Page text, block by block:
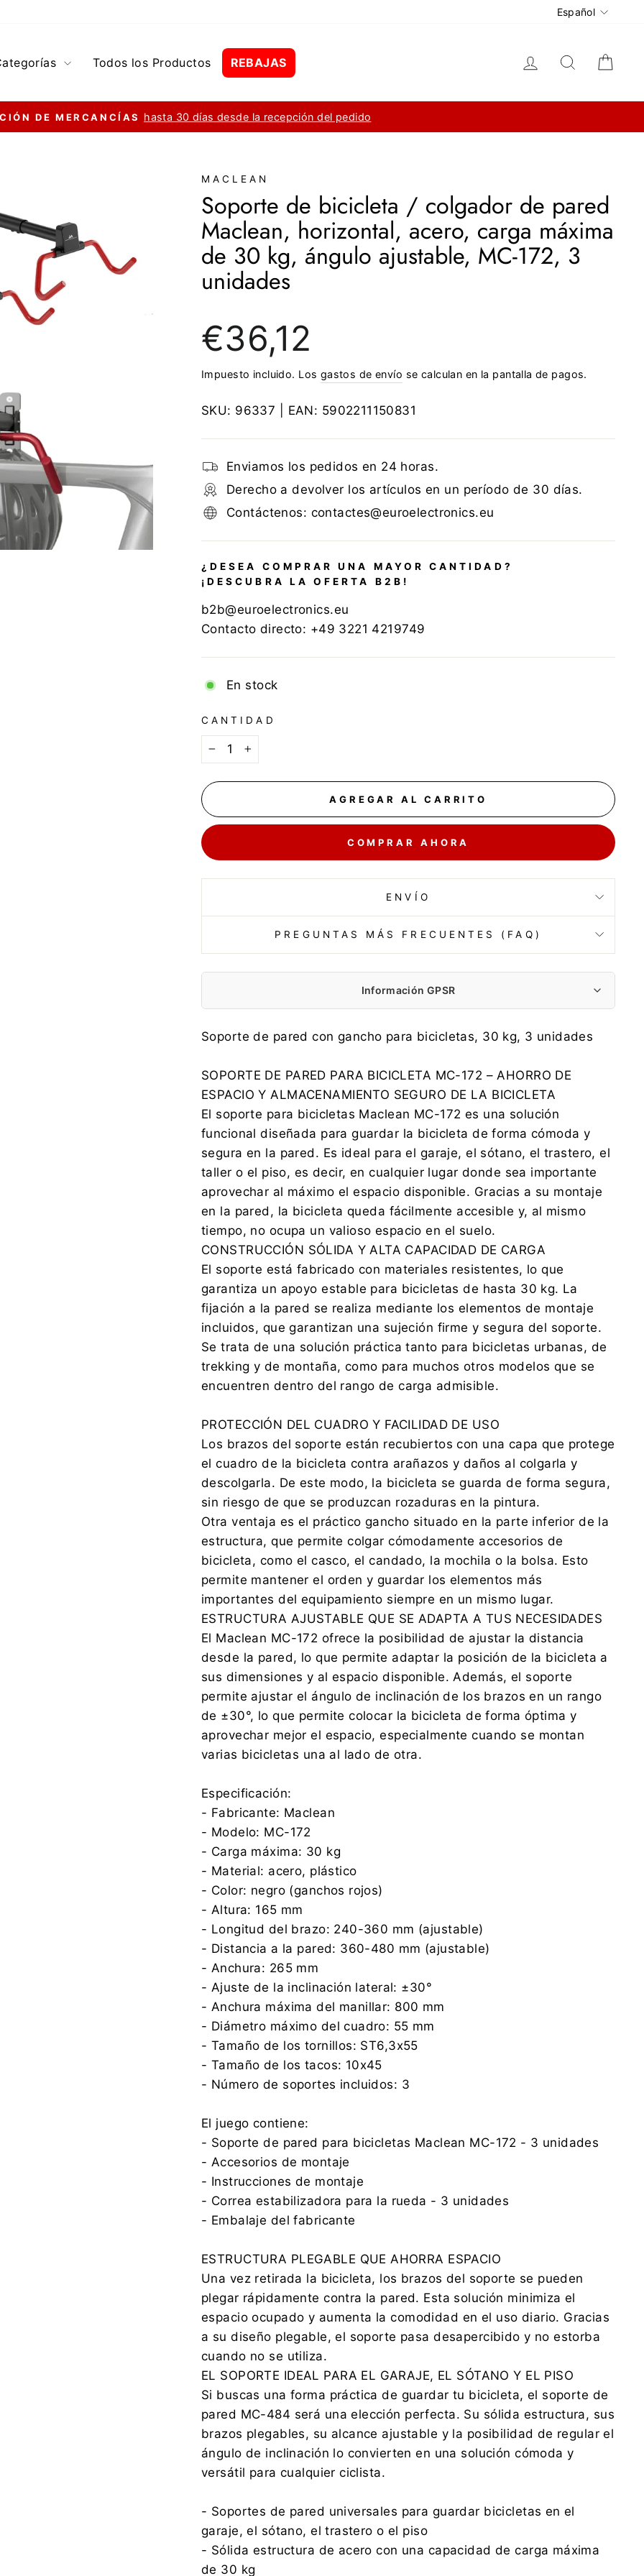
Idioma
Español
Todos los Productos REBAJAS Ingresar Buscar
diapositivas
DE MERCANCÍAS hasta 30 días desde la recepción del pedido
MACLEAN
Soporte de bicicleta / colgador de pared
Maclean, horizontal, acero, carga máxima
de 30 kg, ángulo ajustable, MC-172, 3
unidades
regular
€36,12
Impuesto incluido. Los gastos de envío se calculan en la pantalla de pagos.
SKU: 96337 | EAN: 5902211150831
Enviamos los pedidos en 24 horas.
Derecho a devolver los artículos en un período de 30 días.
Contáctenos: contactes@euroelectronics.eu
¿DESEA COMPRAR UNA MAYOR CANTIDAD?
¡DESCUBRA LA OFERTA B2B!
b2b@euroelectronics.eu
Contacto directo: +49 3221 4219749
En stock
CANTIDAD
AGREGAR AL CARRITO
COMPRAR AHORA
ENVÍO
PREGUNTAS MÁS FRECUENTES (FAQ)
Información GPSR
Fabricante:
Centrumelektroniki.EU Sp. z o.o.
Korfantego 7, 42-600 Tarnowskie Góry
+48 32 284 72 22
Importador:
Koniec produkcji Arek
Korfantego 7, 42-600 Tarnowskie Góry
contact@centrumelektroniki.pl
+48 32 284 7222
Soporte de pared con gancho para bicicletas, 30 kg, 3 unidades
SOPORTE DE PARED PARA BICICLETA MC-172 – AHORRO DE
ESPACIO Y ALMACENAMIENTO SEGURO DE LA BICICLETA
El soporte para bicicletas Maclean MC-172 es una solución
funcional diseñada para guardar la bicicleta de forma cómoda y
segura en la pared. Es ideal para el garaje, el sótano, el trastero, el
taller o el piso, es decir, en cualquier lugar donde sea importante
aprovechar al máximo el espacio disponible. Gracias a su montaje
en la pared, la bicicleta queda fácilmente accesible y, al mismo
tiempo, no ocupa un valioso espacio en el suelo.
CONSTRUCCIÓN SÓLIDA Y ALTA CAPACIDAD DE CARGA
El soporte está fabricado con materiales resistentes, lo que
garantiza un apoyo estable para bicicletas de hasta 30 kg. La
fijación a la pared se realiza mediante los elementos de montaje
incluidos, que garantizan una sujeción firme y segura del soporte.
Se trata de una solución práctica tanto para bicicletas urbanas, de
trekking y de montaña, como para muchos otros modelos que se
encuentren dentro del rango de carga admisible.
PROTECCIÓN DEL CUADRO Y FACILIDAD DE USO
Los brazos del soporte están recubiertos con una capa que protege
el cuadro de la bicicleta contra arañazos y daños al colgarla y
descolgarla. De este modo, la bicicleta se guarda de forma segura,
sin riesgo de que se produzcan rozaduras en la pintura.
Otra ventaja es el práctico gancho situado en la parte inferior de la
estructura, que permite colgar cómodamente accesorios de
bicicleta, como el casco, el candado, la mochila o la bolsa. Esto
permite mantener el orden y guardar los elementos más
importantes del equipamiento siempre en un mismo lugar.
ESTRUCTURA AJUSTABLE QUE SE ADAPTA A TUS NECESIDADES
El Maclean MC-172 ofrece la posibilidad de ajustar la distancia
desde la pared, lo que permite adaptar la posición de la bicicleta a
sus dimensiones y al espacio disponible. Además, el soporte
permite ajustar el ángulo de inclinación de los brazos en un rango
de ±30°, lo que permite colocar la bicicleta de forma óptima y
aprovechar mejor el espacio, especialmente cuando se montan
varias bicicletas una al lado de otra.
Especificación:
- Fabricante: Maclean
- Modelo: MC-172
- Carga máxima: 30 kg
- Material: acero, plástico
- Color: negro (ganchos rojos)
- Altura: 165 mm
- Longitud del brazo: 240-360 mm (ajustable)
- Distancia a la pared: 360-480 mm (ajustable)
- Anchura: 265 mm
- Ajuste de la inclinación lateral: ±30°
- Anchura máxima del manillar: 800 mm
- Diámetro máximo del cuadro: 55 mm
- Tamaño de los tornillos: ST6,3x55
- Tamaño de los tacos: 10x45
- Número de soportes incluidos: 3
El juego contiene:
- Soporte de pared para bicicletas Maclean MC-172 - 3 unidades
- Accesorios de montaje
- Instrucciones de montaje
- Correa estabilizadora para la rueda - 3 unidades
- Embalaje del fabricante
ESTRUCTURA PLEGABLE QUE AHORRA ESPACIO
Una vez retirada la bicicleta, los brazos del soporte se pueden
plegar rápidamente contra la pared. Esta solución minimiza el
espacio ocupado y aumenta la comodidad en el uso diario. Gracias
a su diseño plegable, el soporte pasa desapercibido y no estorba
cuando no se utiliza.
EL SOPORTE IDEAL PARA EL GARAJE, EL SÓTANO Y EL PISO
Si buscas una forma práctica de guardar tu bicicleta, el soporte de
pared MC-484 será una elección perfecta. Su sólida estructura, sus
brazos plegables, su alcance ajustable y la posibilidad de regular el
ángulo de inclinación lo convierten en una solución cómoda y
versátil para cualquier ciclista.
- Soportes de pared universales para guardar bicicletas en el
garaje, el sótano, el trastero o el piso
- Sólida estructura de acero con una capacidad de carga máxima
de 30 kg